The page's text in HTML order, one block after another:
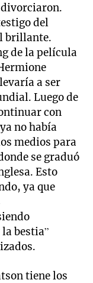
del
brillante.
de la película
a ser
Luego de
con
no había
medios para
se graduó
Esto
ya que
bestia”
tiene los